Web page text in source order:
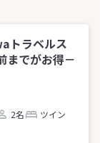
トラベルス
でがお得－
2名
ツイン